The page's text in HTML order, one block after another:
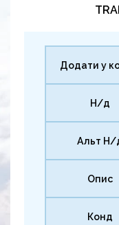
Додати у
Н/д
Альт Н/
Опис
Конд